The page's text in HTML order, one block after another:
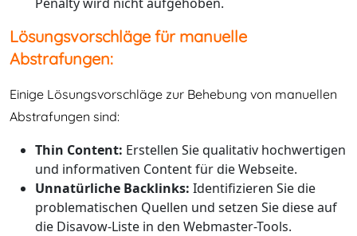
Lösungsvorschläge für manuelle
Abstrafungen:
Einige Lösungsvorschläge zur Behebung von manuellen
Abstrafungen sind:
Thin Content: Erstellen Sie qualitativ hochwertigen
und informativen Content für die Webseite.
Unnatürliche Backlinks: Identifizieren Sie die
problematischen Quellen und setzen Sie diese auf
die Disavow-Liste in den Webmaster-Tools.